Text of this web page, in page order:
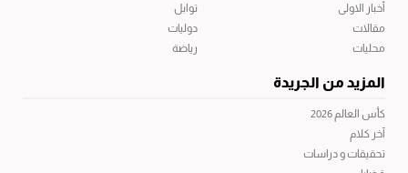
أخبار الاولى
مقالات
محليات
توابل
دوليات
رياضة
المزيد من الجريدة
كأس العالم 2026
آخر كلام
تحقيقات و دراسات